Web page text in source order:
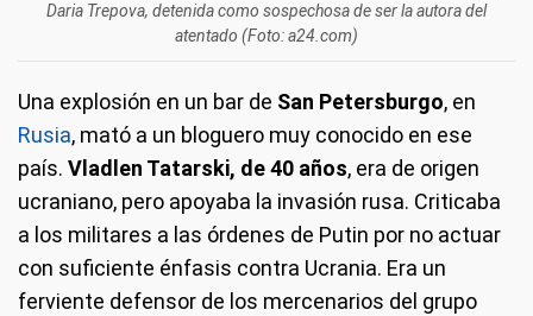
Daria Trepova, detenida como sospechosa de ser la autora del
atentado (Foto: a24.com)
Una explosión en un bar de San Petersburgo, en
Rusia, mató a un bloguero muy conocido en ese
país. Vladlen Tatarski, de 40 años, era de origen
ucraniano, pero apoyaba la invasión rusa. Criticaba
a los militares a las órdenes de Putin por no actuar
con suficiente énfasis contra Ucrania. Era un
ferviente defensor de los mercenarios del grupo